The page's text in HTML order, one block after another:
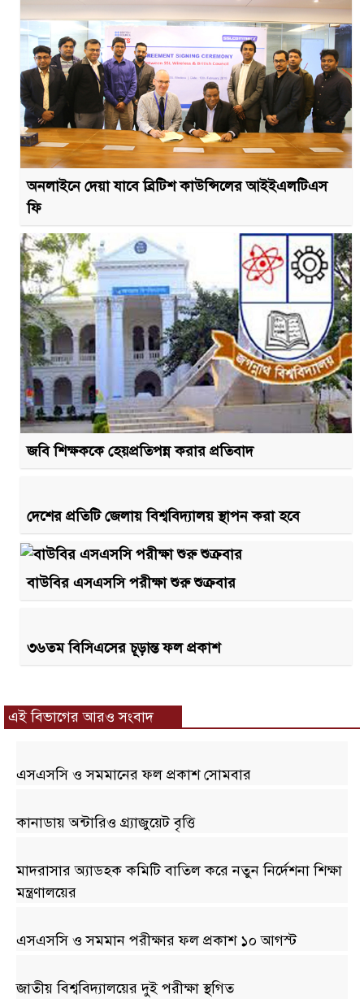
অনলাইনে দেয়া যাবে ব্রিটিশ কাউন্সিলের আইইএলটিএস
ফি
জবি শিক্ষককে হেয়প্রতিপন্ন করার প্রতিবাদ
দেশের প্রতিটি জেলায় বিশ্ববিদ্যালয় স্থাপন করা হবে
বাউবির এসএসসি পরীক্ষা শুরু শুক্রবার
৩৬তম বিসিএসের চূড়ান্ত ফল প্রকাশ
এই বিভাগের আরও সংবাদ
এসএসসি ও সমমানের ফল প্রকাশ সোমবার
কানাডায় অন্টারিও গ্র্যাজুয়েট বৃত্তি
মাদরাসার অ্যাডহক কমিটি বাতিল করে নতুন নির্দেশনা শিক্ষা
মন্ত্রণালয়ের
এসএসসি ও সমমান পরীক্ষার ফল প্রকাশ ১০ আগস্ট
জাতীয় বিশ্ববিদ্যালয়ের দুই পরীক্ষা স্থগিত